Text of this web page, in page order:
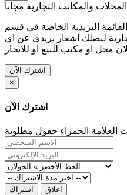
البريدية الخاصة في قسم
ليصلك اشعار بريدي عن اي
محل او مكتب للبيع او للايجار
اشترك الآن
×
اشترك الآن
العلامة الحمراء حقول مطلوبة
اشتراك اغلاق